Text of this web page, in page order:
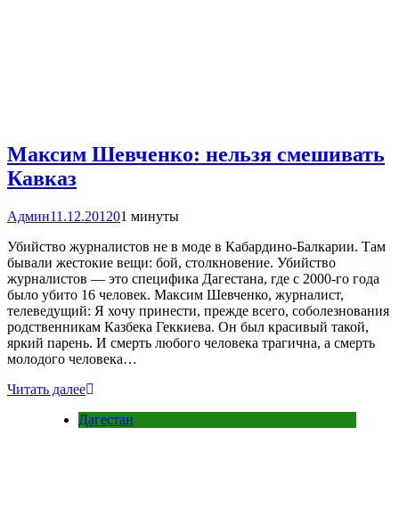
Максим Шевченко: нельзя смешивать
Кавказ
Админ11.12.201201 минуты
Убийство журналистов не в моде в Кабардино-Балкарии. Там
бывали жестокие вещи: бой, столкновение. Убийство
журналистов — это специфика Дагестана, где с 2000-го года
было убито 16 человек. Максим Шевченко, журналист,
телеведущий: Я хочу принести, прежде всего, соболезнования
родственникам Казбека Геккиева. Он был красивый такой,
яркий парень. И смерть любого человека трагична, а смерть
молодого человека…
Читать далее
Дагестан